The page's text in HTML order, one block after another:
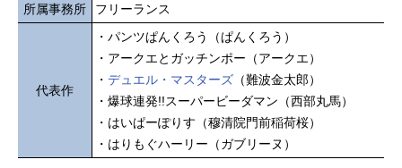
所属事務所
フリーランス
代表作
・パンツぱんくろう（ぱんくろう）
・アークエとガッチンポー（アークエ）
・ デュエル・マスターズ （難波金太郎）
・爆球連発!!スーパービーダマン（西部丸馬）
・はいぱーぽりす（穆清院門前稲荷桜）
・はりもぐハーリー（ガブリーヌ）